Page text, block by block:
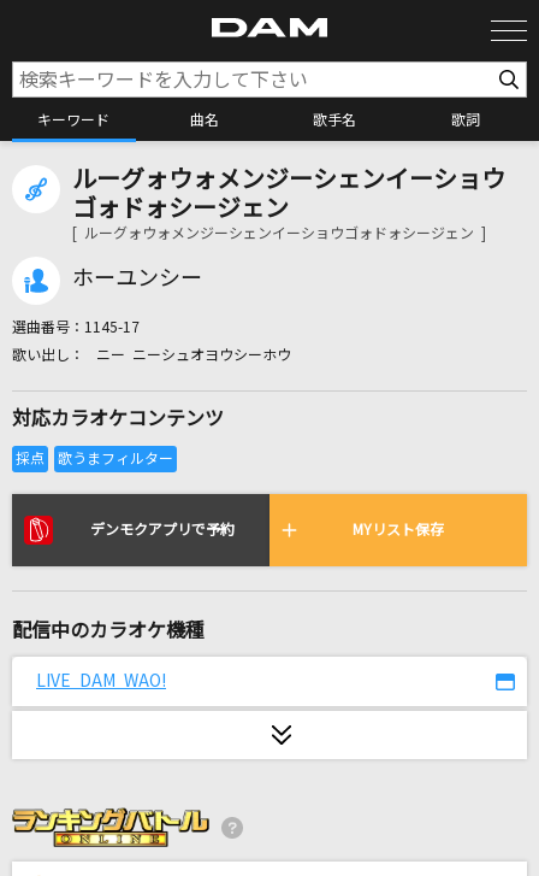
キーワード 曲名 歌手名 歌詞
カラオケ検索
カラオケリクエスト
リアルタイムで歌われている曲の一覧
Plazma(ビデオクリップバージョン)
僕らの音
Mr.Children
ポケットビスケッツ
[生音]ボクノート
ルーグォウォメンジーシェンイーショウ
ゴォドォシージェン
[ ルーグォウォメンジーシェンイーショウゴォドォシージェン ]
ホーユンシー
選曲番号： 1145-17
ニー ニーシュオヨウシーホウ
対応カラオケコンテンツ
デンモクアプリで予約 MYリスト保存
配信中のカラオケ機種
LIVE DAM WAO!